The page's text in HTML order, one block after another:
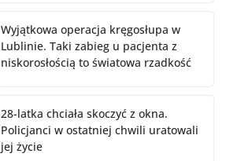
Wyjątkowa operacja kręgosłupa w
Lublinie. Taki zabieg u pacjenta z
niskorosłością to światowa rzadkość
28-latka chciała skoczyć z okna.
Policjanci w ostatniej chwili uratowali
jej życie